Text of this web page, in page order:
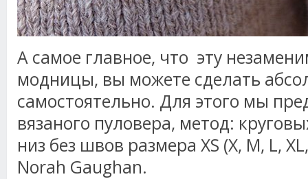
А самое главное, что эту
модницы, вы можете сделать
самостоятельно. Для этого мы
вязаного пуловера, метод:
низ без швов размера XS (X, M, L,
Norah Gaughan.